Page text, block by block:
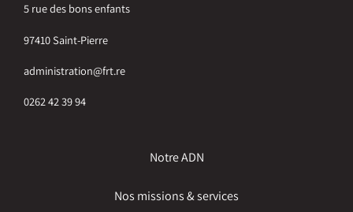
5 rue des bons enfants
97410 Saint-Pierre
administration@frt.re
0262 42 39 94
Notre ADN
Nos missions & services